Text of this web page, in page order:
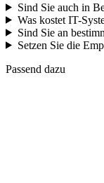
Sind Sie auch in
Was kostet IT-
Sind Sie an
Setzen Sie die
Passend dazu